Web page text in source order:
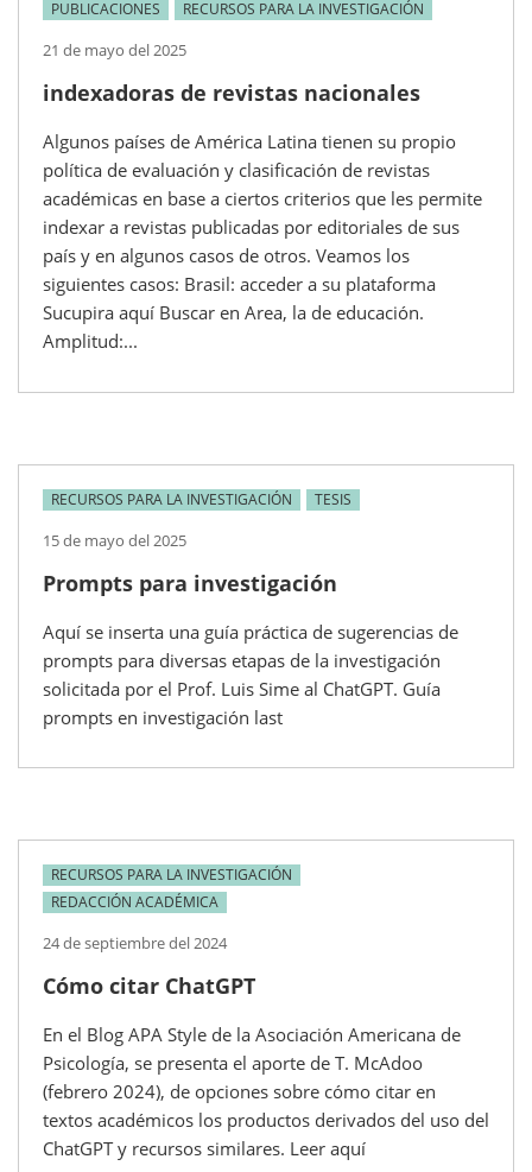
PUBLICACIONES RECURSOS PARA LA INVESTIGACIÓN
21 de mayo del 2025
indexadoras de revistas nacionales
Algunos países de América Latina tienen su propio
política de evaluación y clasificación de revistas
académicas en base a ciertos criterios que les permite
indexar a revistas publicadas por editoriales de sus
país y en algunos casos de otros. Veamos los
siguientes casos: Brasil: acceder a su plataforma
Sucupira aquí Buscar en Area, la de educación.
Amplitud:...
RECURSOS PARA LA INVESTIGACIÓN TESIS
15 de mayo del 2025
Prompts para investigación
Aquí se inserta una guía práctica de sugerencias de
prompts para diversas etapas de la investigación
solicitada por el Prof. Luis Sime al ChatGPT. Guía
prompts en investigación last
RECURSOS PARA LA INVESTIGACIÓN
REDACCIÓN ACADÉMICA
24 de septiembre del 2024
Cómo citar ChatGPT
En el Blog APA Style de la Asociación Americana de
Psicología, se presenta el aporte de T. McAdoo
(febrero 2024), de opciones sobre cómo citar en
textos académicos los productos derivados del uso del
ChatGPT y recursos similares. Leer aquí